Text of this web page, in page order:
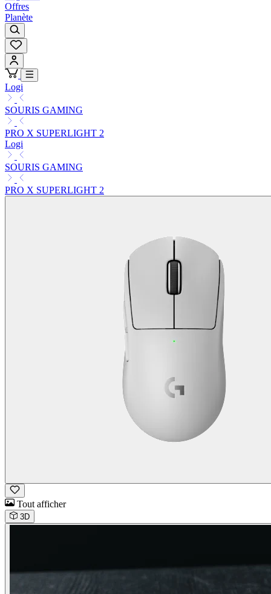
Offres
Planète
Logi
SOURIS GAMING
PRO X SUPERLIGHT 2
Logi
SOURIS GAMING
PRO X SUPERLIGHT 2
Tout afficher
3D